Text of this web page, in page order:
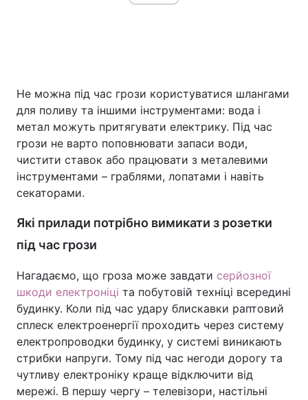
Не можна під час грози користуватися шлангами
для поливу та іншими інструментами: вода і
метал можуть притягувати електрику. Під час
грози не варто поповнювати запаси води,
чистити ставок або працювати з металевими
інструментами – граблями, лопатами і навіть
секаторами.
Які прилади потрібно вимикати з розетки
під час грози
Нагадаємо, що гроза може завдати серйозної
шкоди електроніці та побутовій техніці всередині
будинку. Коли під час удару блискавки раптовий
сплеск електроенергії проходить через систему
електропроводки будинку, у системі виникають
стрибки напруги. Тому під час негоди дорогу та
чутливу електроніку краще відключити від
мережі. В першу чергу – телевізори, настільні